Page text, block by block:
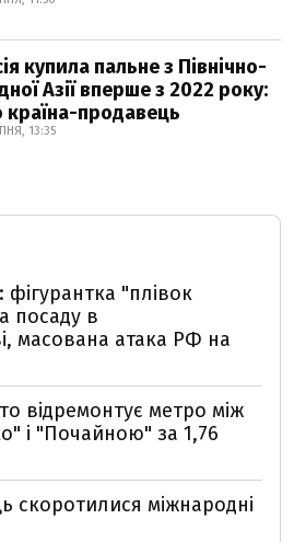
купила пальне з Північно-
Азії вперше з 2022 року:
країна-продавець
13:35
"плівок
посаду в
масована атака РФ на
відремонтує метро між
і "Почайною" за 1,76
скоротилися міжнародні